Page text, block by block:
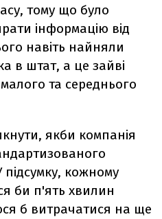
тому що було
інформацію від
навіть найняли
в штат, а це зайві
та середнього
якби компанія
підсумку, кожному
би п'ять хвилин
б витрачатися на ще